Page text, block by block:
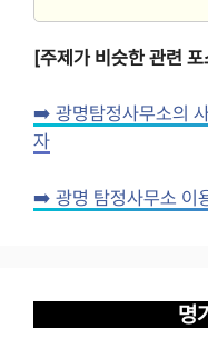
[주제가 비슷한 관련
➡️ 광명탐정사무소의
자
➡️ 광명 탐정사무소 이
명